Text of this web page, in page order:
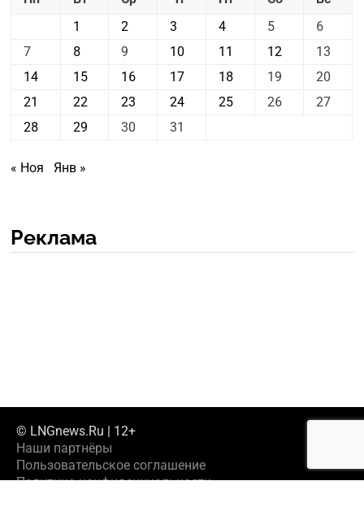
1
2 3 4 5
6
7
8 9 10 11 12
13
14
15 16 17 18 19
20
21
22 23 24 25 26
27
28
29 30 31
« Ноя Янв »
Реклама
© LNGnews.Ru | 12+
Наши партнёры
Пользовательское соглашение
Политика конфиденциальности